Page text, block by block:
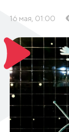
16 мая, 01:00